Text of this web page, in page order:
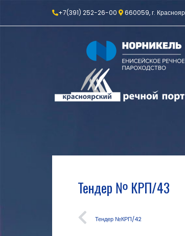
+7(391) 252-26-00 660059, г.
Тендер № КРП/43
Тендер №КРП/42